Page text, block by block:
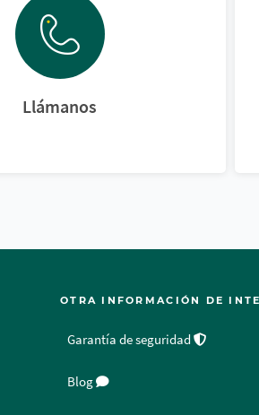
Llámanos
OTRA INFORMACIÓN DE
Garantía de seguridad
Blog